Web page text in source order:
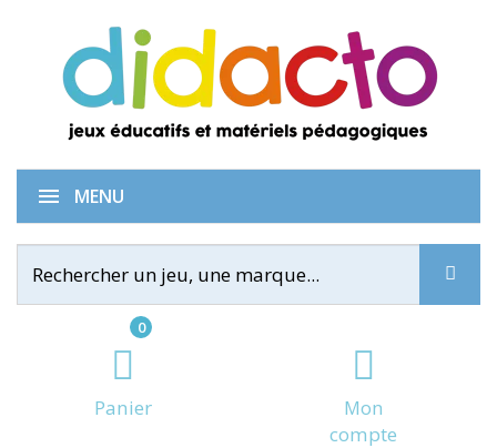
0
Panier
Mon
compte
MENU
Coffret 8 jeux